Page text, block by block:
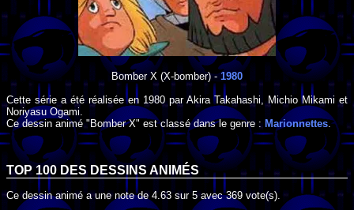
Bomber X (X-bomber) -1980
Cette série a été réalisée en 1980 par Akira Takahashi Michio Mikami et
Noriyasu Ogami
Ce dessin animé "Bomber X" est classé dans le genre : Marionnettes.
TOP 100 DESDESSINS ANIMÉS
Ce dessin animé a une note de 4.63sur5avec369vote(s).